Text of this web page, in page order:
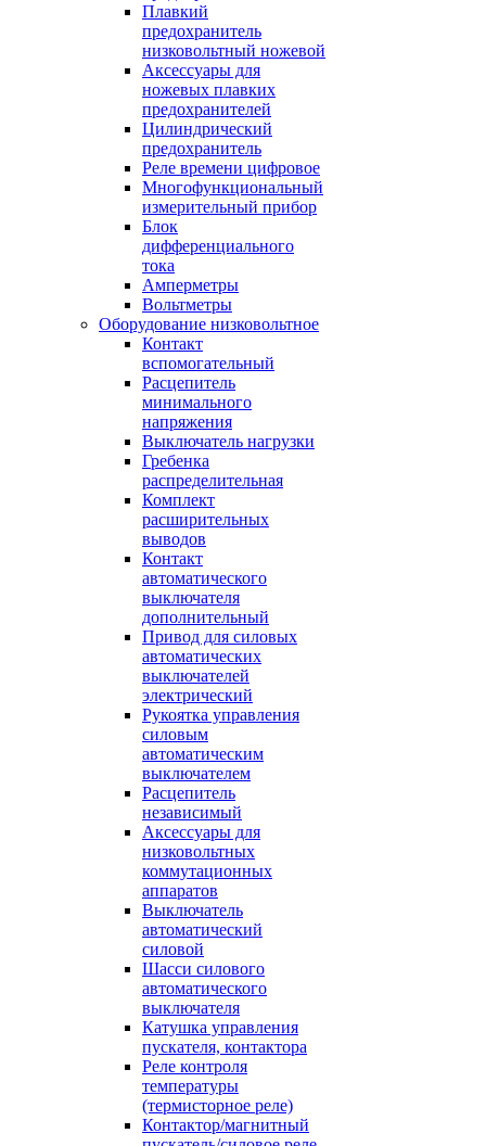
Плавкий
предохранитель
низковольтный ножевой
Аксессуары для
ножевых плавких
предохранителей
Цилиндрический
предохранитель
Реле времени цифровое
Многофункциональный
измерительный прибор
Блок
дифференциального
тока
Амперметры
Вольтметры
Оборудование низковольтное
Контакт
вспомогательный
Расцепитель
минимального
напряжения
Выключатель нагрузки
Гребенка
распределительная
Комплект
расширительных
выводов
Контакт
автоматического
выключателя
дополнительный
Привод для силовых
автоматических
выключателей
электрический
Рукоятка управления
силовым
автоматическим
выключателем
Расцепитель
независимый
Аксессуары для
низковольтных
коммутационных
аппаратов
Выключатель
автоматический
силовой
Шасси силового
автоматического
выключателя
Катушка управления
пускателя, контактора
Реле контроля
температуры
(термисторное реле)
Контактор/магнитный